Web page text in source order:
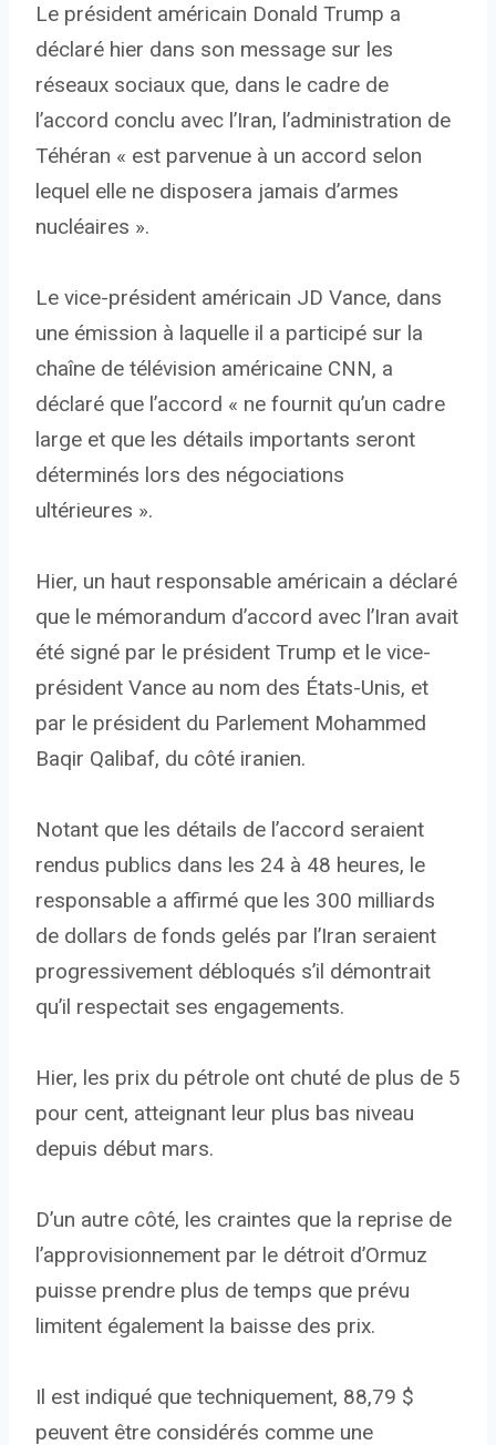
Le président américain Donald Trump a
déclaré hier dans son message sur les
réseaux sociaux que, dans le cadre de
l’accord conclu avec l’Iran, l’administration de
Téhéran « est parvenue à un accord selon
lequel elle ne disposera jamais d’armes
nucléaires ».
Le vice-président américain JD Vance, dans
une émission à laquelle il a participé sur la
chaîne de télévision américaine CNN, a
déclaré que l’accord « ne fournit qu’un cadre
large et que les détails importants seront
déterminés lors des négociations
ultérieures ».
Hier, un haut responsable américain a déclaré
que le mémorandum d’accord avec l’Iran avait
été signé par le président Trump et le vice-
président Vance au nom des États-Unis, et
par le président du Parlement Mohammed
Baqir Qalibaf, du côté iranien.
Notant que les détails de l’accord seraient
rendus publics dans les 24 à 48 heures, le
responsable a affirmé que les 300 milliards
de dollars de fonds gelés par l’Iran seraient
progressivement débloqués s’il démontrait
qu’il respectait ses engagements.
Hier, les prix du pétrole ont chuté de plus de 5
pour cent, atteignant leur plus bas niveau
depuis début mars.
D’un autre côté, les craintes que la reprise de
l’approvisionnement par le détroit d’Ormuz
puisse prendre plus de temps que prévu
limitent également la baisse des prix.
Il est indiqué que techniquement, 88,79 $
peuvent être considérés comme une